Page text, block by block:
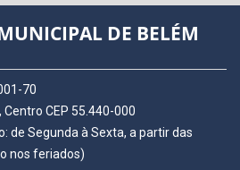
DE BELÉM
70
Centro CEP 55.440-000
de Segunda à Sexta, a partir das
nos feriados)